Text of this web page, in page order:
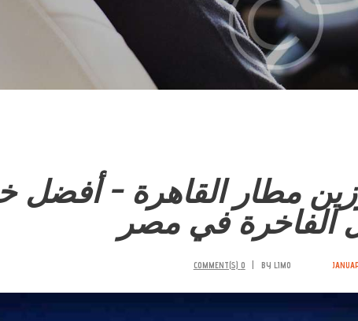
مطار القاهرة – أفضل
الفاخرة في مصر
BY LIMO
0